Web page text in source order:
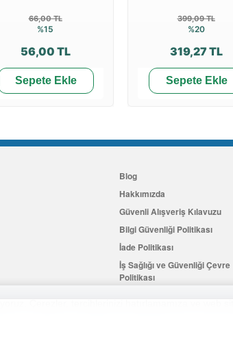
66,00 TL
%15
56,00 TL
Sepete Ekle
399,09 TL
%20
319,27 TL
Sepete Ekle
Çerezler, tercihlerinizi hatırlamamıza ve web
Blog
Hakkımızda
Güvenli Alışveriş Kılavuzu
Bilgi Güvenliği Politikası
İade Politikası
İş Sağlığı ve Güvenliği Çevre
Politikası